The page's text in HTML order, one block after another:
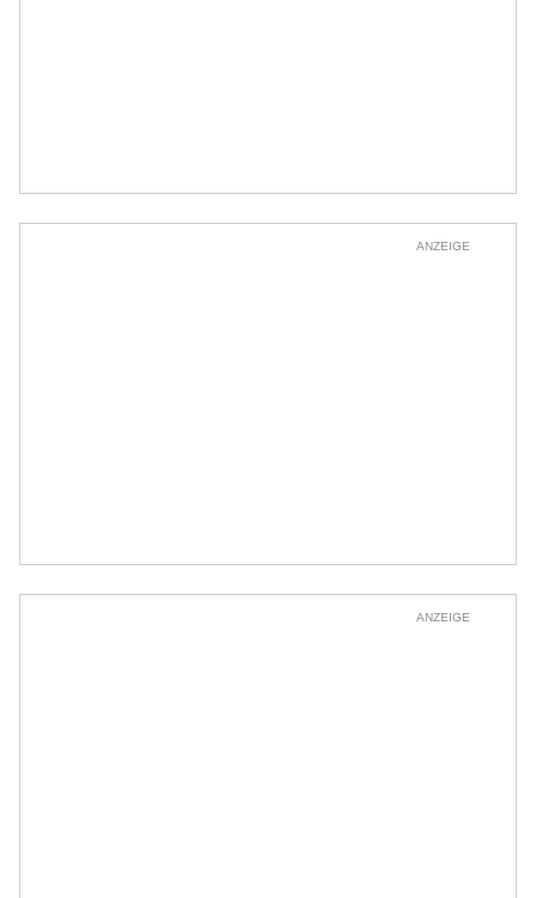
ANZEIGE
ANZEIGE